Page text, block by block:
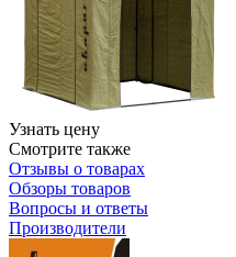
Узнать цену
Смотрите также
Отзывы о товарах
Обзоры товаров
Вопросы и ответы
Производители